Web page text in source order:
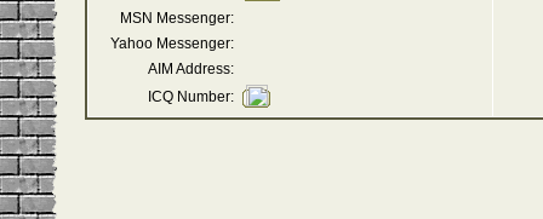
MSN Messenger:
Yahoo Messenger:
AIM Address:
ICQ Number: